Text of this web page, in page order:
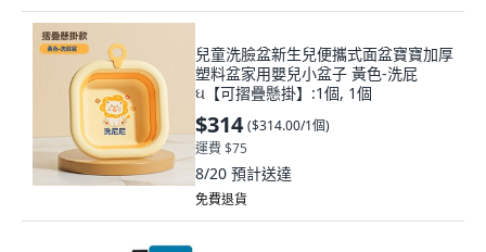
兒童洗臉盆新生兒便攜式面盆寶寶加厚
塑料盆家用嬰兒小盆子 黃色-洗屁
ઘ【可摺疊懸掛】:1個, 1個
$314 ($314.00/1個)
運費 $75
8/20 預計送達
免費退貨